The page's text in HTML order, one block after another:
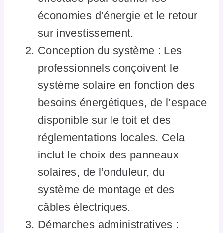
économies d’énergie et le retour
sur investissement.
Conception du système : Les
professionnels conçoivent le
système solaire en fonction des
besoins énergétiques, de l’espace
disponible sur le toit et des
réglementations locales. Cela
inclut le choix des panneaux
solaires, de l’onduleur, du
système de montage et des
câbles électriques.
Démarches administratives :